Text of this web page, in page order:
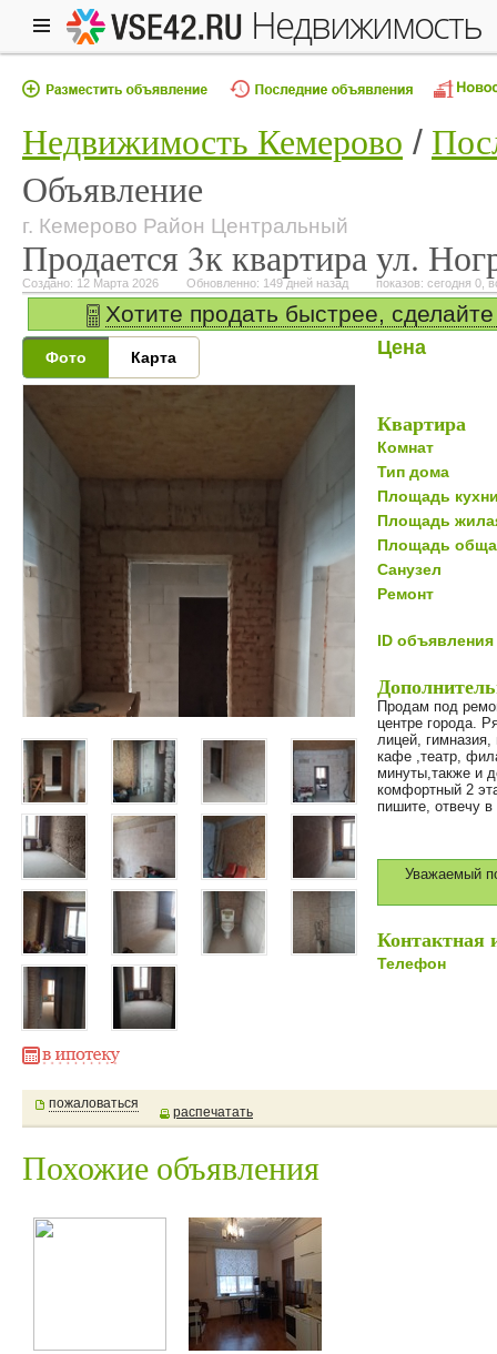
недвижимость
Недвижимость Кемерово
Объявление
г. Кемерово Район Центральный
Продается 3к квартира ул.
Создано: 12 Марта 2026 Обновленно: 149 дней назад показов: сегодня 0,
Хотите продать быстрее,
Фото Карта Цена
Квартира
Комнат
Тип дома
Площадь
Площадь
Площадь
Санузел
Ремонт
ID объявления
Продам под
центре города.
лицей, гимназия,
кафе ,театр,
минуты,также и
комфортный 2
пишите, отвечу
Уважаемый
Контактная
Телефон
распечатать
пожаловаться
Похожие объявления